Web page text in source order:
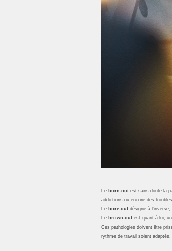
Le burn-outest sans doute la
addictions ou encore des
Le bore-outdésigne à l’inverse,
Le brown-out est quant à lui,
Ces pathologies doivent être
rythme de travail soient adaptés.